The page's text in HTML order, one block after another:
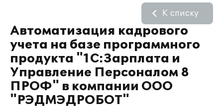
Автоматизация кадрового
учета на базе программного
продукта "1С:Зарплата и
Управление Персоналом 8
ПРОФ" в компании ООО
"РЭДМЭДРОБОТ"
К списку